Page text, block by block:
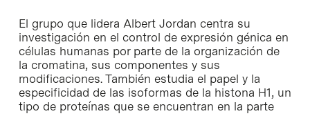
El grupo que lidera Albert Jordan centra su
investigación en el control de expresión génica en
células humanas por parte de la organización de
la cromatina, sus componentes y sus
modificaciones. También estudia el papel y la
especificidad de las isoformas de la histona H1, un
tipo de proteínas que se encuentran en la parte